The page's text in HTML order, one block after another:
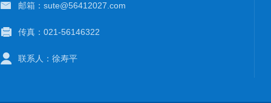
邮箱：sute@56412027.com
传真：021-56146322
联系人：徐寿平